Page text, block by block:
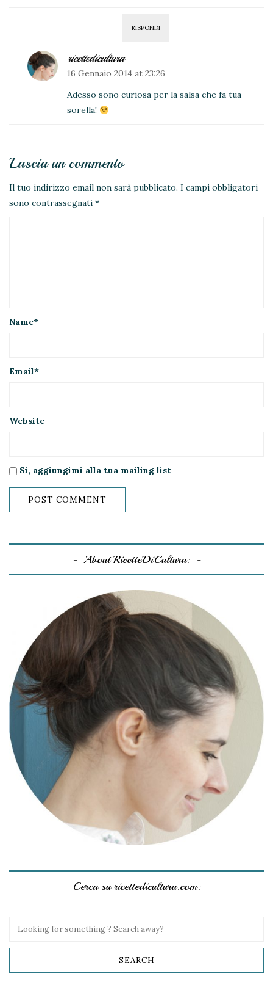
RISPONDI
ricettedicultura
16 Gennaio 2014 at 23:26
Adesso sono curiosa per la salsa che fa tua
sorella!
Lascia un commento
Il tuo indirizzo email non sarà pubblicato. I campi obbligatori
sono contrassegnati *
Name*
Email*
Website
Si, aggiungimi alla tua mailing list
About RicetteDiCultura:
Cerca su ricettedicultura.com: